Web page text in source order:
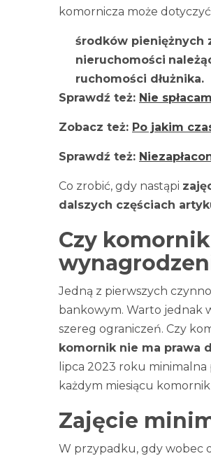
komornicza może
środków pieniężnych
nieruchomości
ruchomości dłużnika.
Sprawdź też: Nie
Zobacz też: Po jakim
Sprawdź też:
Co zrobić, gdy nastąpi
dalszych częściach
Czy
Jedną z pierwszych
bankowym. Warto jednak
szereg ograniczeń. Czy
komornik nie ma prawa
lipca 2023 roku minimalna
każdym miesiącu
Zajęcie
W przypadku, gdy wobec